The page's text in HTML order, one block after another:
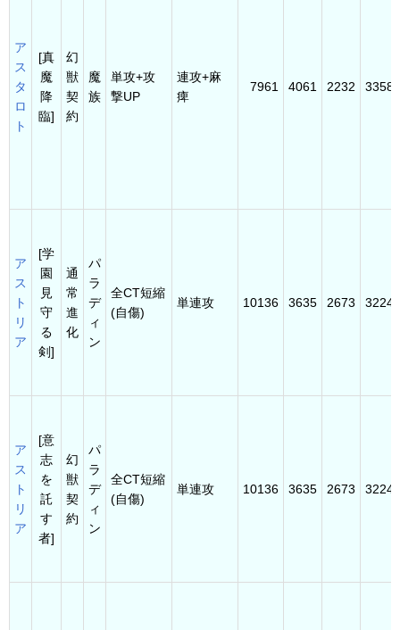
ア
ス
タ
ロ
ト
[真
魔
降
臨]
幻
獣
契
約
魔
族
単攻+攻
撃UP
連攻+麻
痺
7961 4061 2232 3358
ア
ス
ト
リ
ア
[学
園
見
守
る
剣]
通
常
進
化
パ
ラ
デ
ィ
ン
全CT短縮
(自傷)
単連攻 10136 3635 2673 3224
ア
ス
ト
リ
ア
[意
志
を
託
す
者]
幻
獣
契
約
パ
ラ
デ
ィ
ン
全CT短縮
(自傷)
単連攻 10136 3635 2673 3224